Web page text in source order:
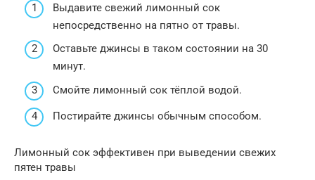
Выдавите свежий лимонный сок
непосредственно на пятно от травы.
Оставьте джинсы в таком состоянии на 30
минут.
Смойте лимонный сок тёплой водой.
Постирайте джинсы обычным способом.
Лимонный сок эффективен при выведении свежих
пятен травы